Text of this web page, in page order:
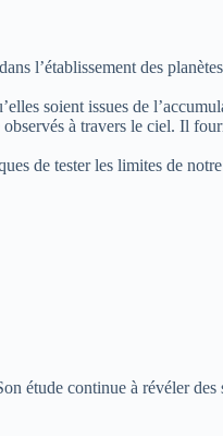
l’établissement des
soient issues de
à travers le ciel. Il
de tester les limites de
étude continue à révéler